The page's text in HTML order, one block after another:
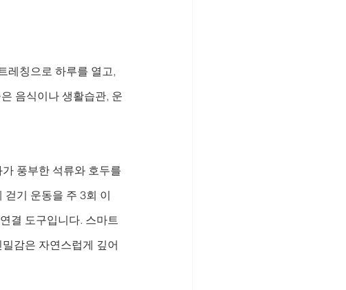
레칭으로 하루를 열고,
음식이나 생활습관, 운
풍부한 석류와 호두를
기 운동을 주 3회 이
결 도구입니다. 스마트
감은 자연스럽게 깊어